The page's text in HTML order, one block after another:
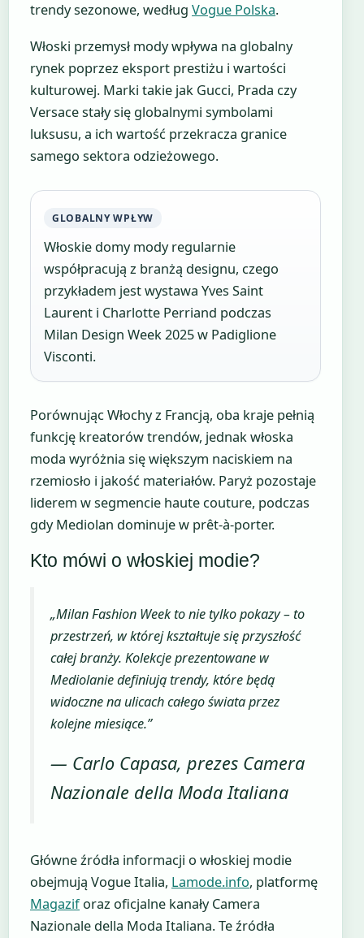
trendy sezonowe, według Vogue Polska.
Włoski przemysł mody wpływa na globalny
rynek poprzez eksport prestiżu i wartości
kulturowej. Marki takie jak Gucci, Prada czy
Versace stały się globalnymi symbolami
luksusu, a ich wartość przekracza granice
samego sektora odzieżowego.
GLOBALNY WPŁYW
Włoskie domy mody regularnie
współpracują z branżą designu, czego
przykładem jest wystawa Yves Saint
Laurent i Charlotte Perriand podczas
Milan Design Week 2025 w Padiglione
Visconti.
Porównując Włochy z Francją, oba kraje pełnią
funkcję kreatorów trendów, jednak włoska
moda wyróżnia się większym naciskiem na
rzemiosło i jakość materiałów. Paryż pozostaje
liderem w segmencie haute couture, podczas
gdy Mediolan dominuje w prêt-à-porter.
Kto mówi o włoskiej modie?
„Milan Fashion Week to nie tylko pokazy – to
przestrzeń, w której kształtuje się przyszłość
całej branży. Kolekcje prezentowane w
Mediolanie definiują trendy, które będą
widoczne na ulicach całego świata przez
kolejne miesiące.”
— Carlo Capasa, prezes Camera
Nazionale della Moda Italiana
Główne źródła informacji o włoskiej modie
obejmują Vogue Italia, Lamode.info, platformę
Magaziforaz oficjalne kanały Camera
Nazionale della Moda Italiana. Te źródła